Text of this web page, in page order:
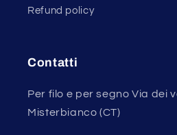
Refund policy
Contatti
Per filo e per segno Via dei
Misterbianco (CT)